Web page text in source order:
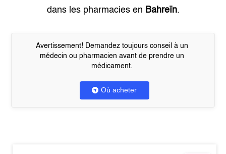
dans les pharmacies en Bahreïn.
Avertissement! Demandez toujours conseil à un
médecin ou pharmacien avant de prendre un
médicament.
Où acheter